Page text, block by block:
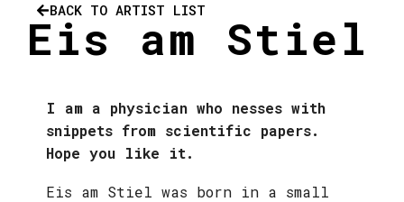
BACK TO ARTIST LIST
Eis am Stiel
I am a physician who nesses with
snippets from scientific papers.
Hope you like it.
Eis am Stiel was born in a small